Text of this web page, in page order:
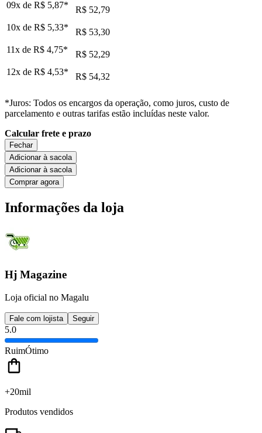
09x de R$ 5,87*
R$ 52,79
10x de R$ 5,33*
R$ 53,30
11x de R$ 4,75*
R$ 52,29
12x de R$ 4,53* R$ 54,32
*Juros: Todos os encargos da operação, como juros, custo de
parcelamento e outras tarifas estão incluídas neste valor.
Calcular frete e prazo
Fechar
Adicionar à sacola
Adicionar à sacola
Comprar agora
Informações da loja
Hj Magazine
Loja oficial no Magalu
Fale com lojista Seguir
5.0
RuimÓtimo
+20mil
Produtos vendidos